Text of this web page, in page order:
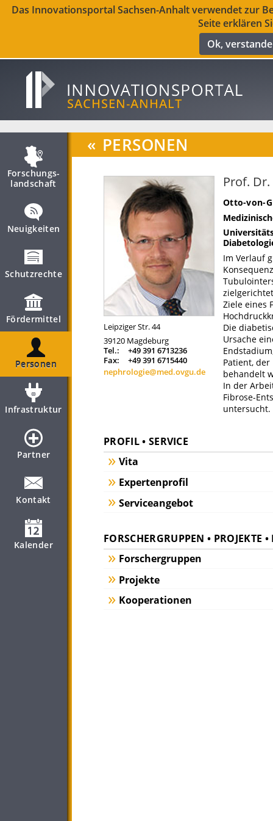
Das Innovationsportal Sachsen-Anhalt verwendet zur
Seite erklären
Ok,
Forschungs­
landschaft
Neuigkeiten
Schutzrechte
Fördermittel
Personen
Infrastruktur
Partner
Kontakt
Kalender
« PERSONEN
Leipziger Str. 44
39120 Magdeburg
Tel.:
+49 391 6713236
Fax:
+49 391 6715440
nephrologie@med.ovgu.de
Prof.
Otto-von-
Im Verlauf
Ziele eines
Die
Ursache
Patient,
behandelt
In der
Fibrose-
untersucht.
PROFIL • SERVICE
Vita
Expertenprofil
Serviceangebot
FORSCHERGRUPPEN • PROJEKTE
Forschergruppen
Projekte
Kooperationen